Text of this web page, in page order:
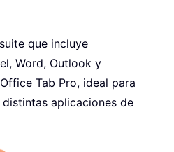
que incluye
Word, Outlook y
Tab Pro, ideal para
aplicaciones de